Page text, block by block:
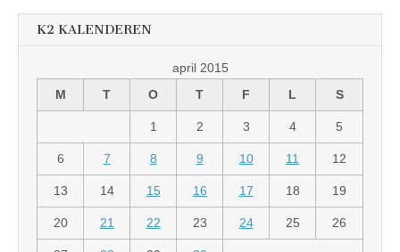
K2 KALENDEREN
april 2015
M
T O T F L S
1 2 3 4 5
6 7 8 9 10 11 12
13 14 15 16 17 18 19
20 21 22 23 24 25 26